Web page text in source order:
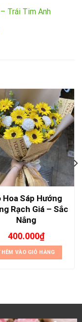
Trái Tim Anh
Hoa Sáp Hướng
Rạch Giá – Sắc
Nắng
400.000₫
VÀO GIỎ HÀNG